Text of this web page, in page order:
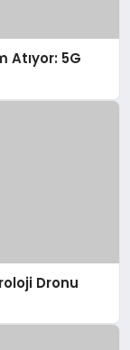
Atıyor: 5G
Dronu